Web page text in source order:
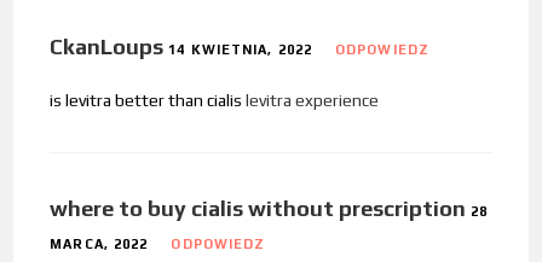
CkanLoups 14 KWIETNIA, 2022 ODPOWIEDZ
is levitra better than cialislevitra experience
where to buy cialis without prescription 28
MARCA, 2022 ODPOWIEDZ